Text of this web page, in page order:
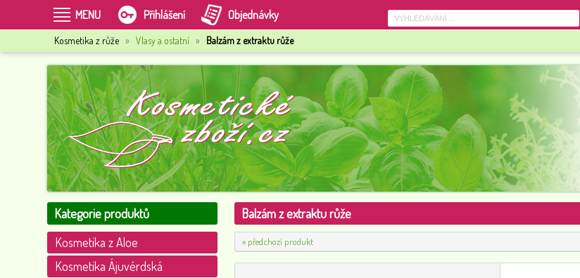
MENU Přihlášení Objednávky
Kosmetika z růže »Vlasy a ostatní » Balzám z extraktu růže
Kategorie produktů
Kosmetika z Aloe
Kosmetika Ájuvérdská
Balzám z extraktu růže
« předchozí produkt